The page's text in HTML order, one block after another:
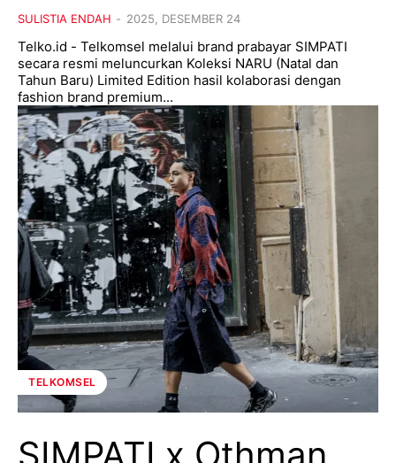
SULISTIA ENDAH - 2025, DESEMBER 24
Telko.id - Telkomsel melalui brand prabayar SIMPATI
secara resmi meluncurkan Koleksi NARU (Natal dan
Tahun Baru) Limited Edition hasil kolaborasi dengan
fashion brand premium...
TELKOMSEL
SIMPATI x Othman